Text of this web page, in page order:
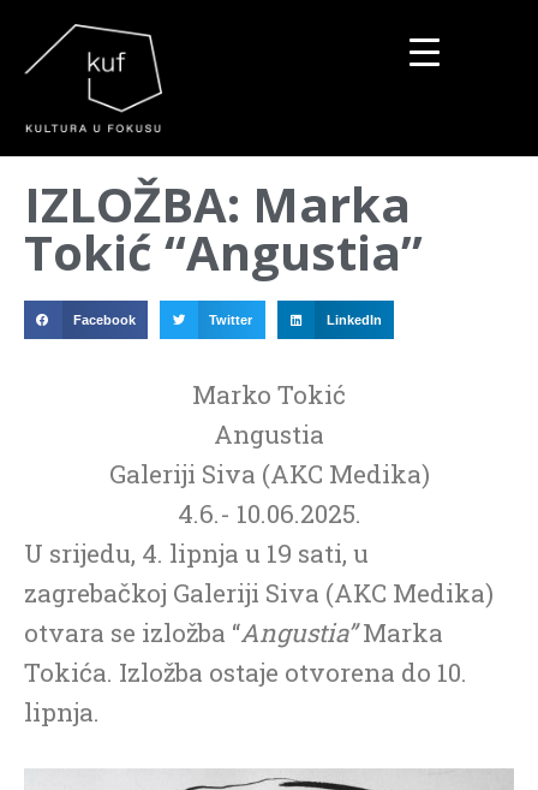
IZLOŽBA: Marka
Tokić “Angustia”
Facebook Twitter LinkedIn
Marko Tokić
Angustia
Galeriji Siva (AKC Medika)
4.6.- 10.06.2025.
U srijedu, 4. lipnja u 19 sati, u
zagrebačkoj Galeriji Siva (AKC Medika)
otvara se izložba “Angustia”Marka
Tokića. Izložba ostaje otvorena do 10.
lipnja.
▼
▼